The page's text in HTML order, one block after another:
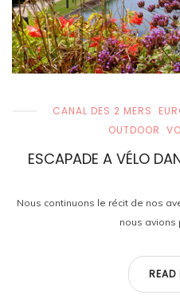
CANAL DES 2 MERS
OUTDOOR
ESCAPADE A VÉLO
Nous continuons le récit de nos
nous avions
READ